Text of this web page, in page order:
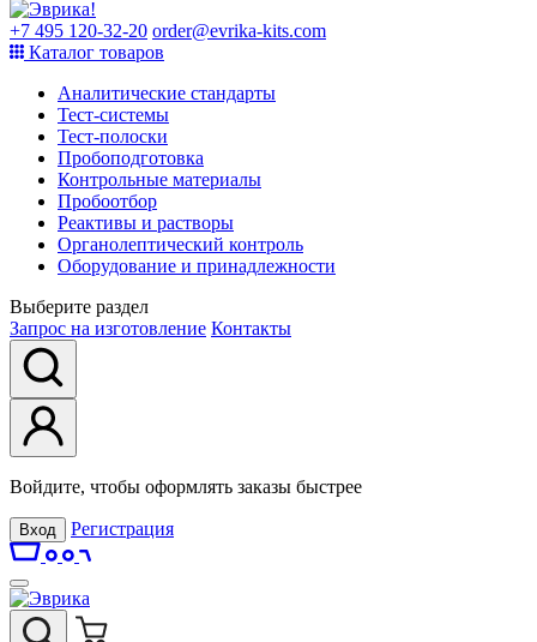
+7 495 120-32-20 order@evrika-kits.com
Каталог товаров
Аналитические стандарты
Тест-системы
Тест-полоски
Пробоподготовка
Контрольные материалы
Пробоотбор
Реактивы и растворы
Органолептический контроль
Оборудование и принадлежности
Выберите раздел
Запрос на изготовление Контакты
Войдите, чтобы оформлять заказы быстрее
Вход Регистрация